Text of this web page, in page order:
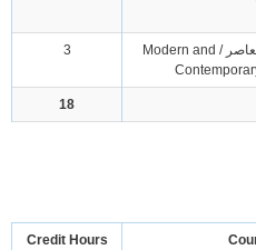
تاريخ أفريقيا الحديث والمعاصر / Modern and
3
18
Credit Hours